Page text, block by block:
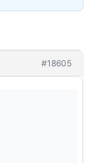
#18605